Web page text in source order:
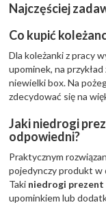
Najczęściej
Co kupić
Dla koleżanki z pracy
upominek, na
niewielki box. Na
zdecydować się na
Jaki niedrogi
odpowiedni?
Praktycznym
pojedynczy produkt w
Taki niedrogi
upominkiem lub